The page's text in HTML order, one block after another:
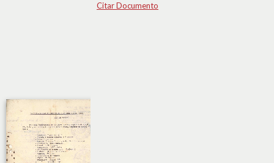
Citar Documento